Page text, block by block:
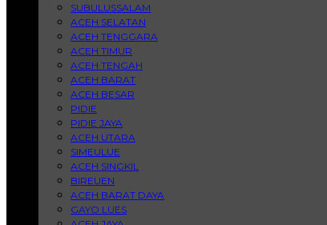
SUBULUSSALAM
ACEH SELATAN
ACEH TENGGARA
ACEH TIMUR
ACEH TENGAH
ACEH BARAT
ACEH BESAR
PIDIE
PIDIE JAYA
ACEH UTARA
SIMEULUE
ACEH SINGKIL
BIREUEN
ACEH BARAT DAYA
GAYO LUES